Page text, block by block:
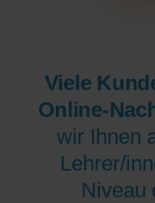
Viele
Online-
wir Ihnen
Lehrer/
Niveau